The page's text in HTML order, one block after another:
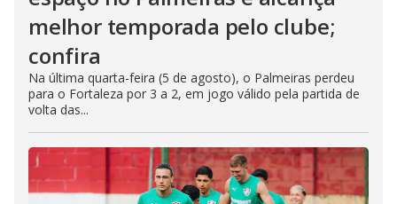
melhor temporada pelo clube;
confira
Na última quarta-feira (5 de agosto), o Palmeiras perdeu
para o Fortaleza por 3 a 2, em jogo válido pela partida de
volta das...